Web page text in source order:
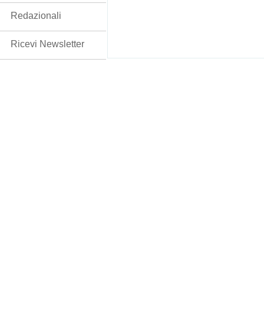
Redazionali
Ricevi Newsletter